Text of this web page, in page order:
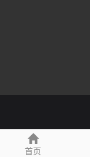
首页